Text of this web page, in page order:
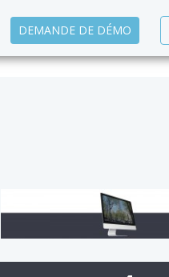
DEMANDE DE DÉMO